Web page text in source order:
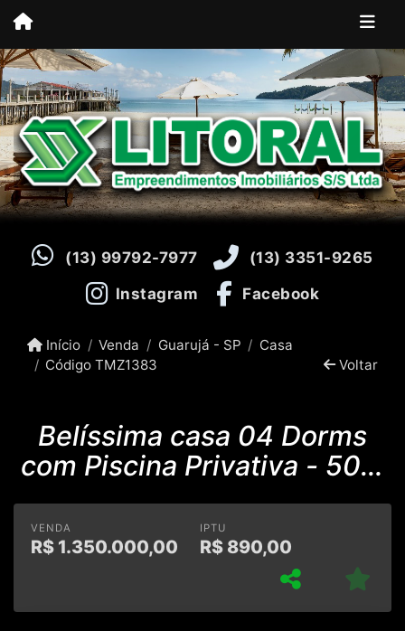
(13) 99792-7977 (13) 3351-9265
Instagram Facebook
Início Venda Guarujá - SP
Casa
Código TMZ1383
Voltar
Belíssima casa 04 Dorms
com Piscina Privativa - 50m
da praia
VENDA
R$ 1.350.000,00
IPTU
R$ 890,00